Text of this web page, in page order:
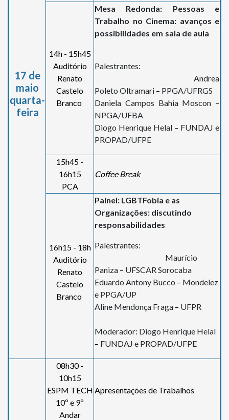
17 de
maio
quarta-
feira
14h - 15h45
Auditório
Renato
Castelo
Branco
Mesa Redonda: Pessoas e
Trabalho no Cinema: avanços e
possibilidades em sala de aula
Palestrantes:
Andrea
Poleto Oltramari – PPGA/UFRGS
Daniela Campos Bahia Moscon –
NPGA/UFBA
Diogo Henrique Helal – FUNDAJ e
PROPAD/UFPE
15h45 -
16h15
PCA
Coffee Break
16h15 - 18h
Auditório
Renato
Castelo
Branco
Painel: LGBTFobia e as
Organizações: discutindo
responsabilidades
Palestrantes:
Maurício
Paniza – UFSCAR Sorocaba
Eduardo Antony Bucco – Mondelez
e PPGA/UP
Aline Mendonça Fraga – UFPR
Moderador: Diogo Henrique Helal
– FUNDAJ e PROPAD/UFPE
08h30 -
10h15
ESPM TECH
10º e 9º
Andar
Apresentações de Trabalhos